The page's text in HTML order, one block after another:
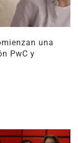
una
PwC y